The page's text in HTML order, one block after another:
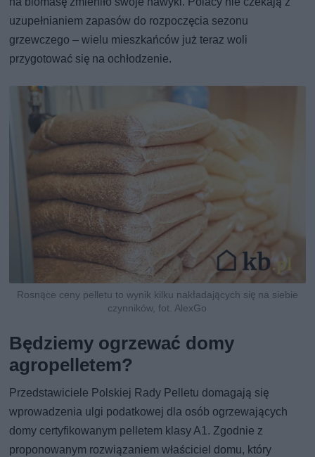
uzupełnianiem zapasów do rozpoczęcia sezonu
grzewczego – wielu mieszkańców już teraz woli
przygotować się na ochłodzenie.
Rosnące ceny pelletu to wynik kilku nakładających się na siebie
czynników, fot. AlexGo
Będziemy ogrzewać domy
agropelletem?
Przedstawiciele Polskiej Rady Pelletu domagają się
wprowadzenia ulgi podatkowej dla osób ogrzewających
domy certyfikowanym pelletem klasy A1. Zgodnie z
proponowanym rozwiązaniem właściciel domu, który